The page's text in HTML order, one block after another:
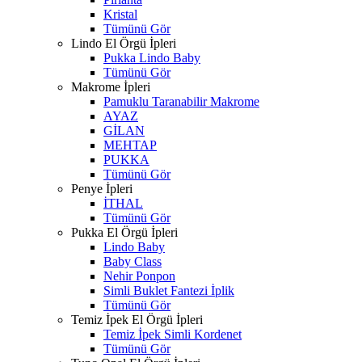
Kristal
Tümünü Gör
Lindo El Örgü İpleri
Pukka Lindo Baby
Tümünü Gör
Makrome İpleri
Pamuklu Taranabilir Makrome
AYAZ
GİLAN
MEHTAP
PUKKA
Tümünü Gör
Penye İpleri
İTHAL
Tümünü Gör
Pukka El Örgü İpleri
Lindo Baby
Baby Class
Nehir Ponpon
Simli Buklet Fantezi İplik
Tümünü Gör
Temiz İpek El Örgü İpleri
Temiz İpek Simli Kordenet
Tümünü Gör